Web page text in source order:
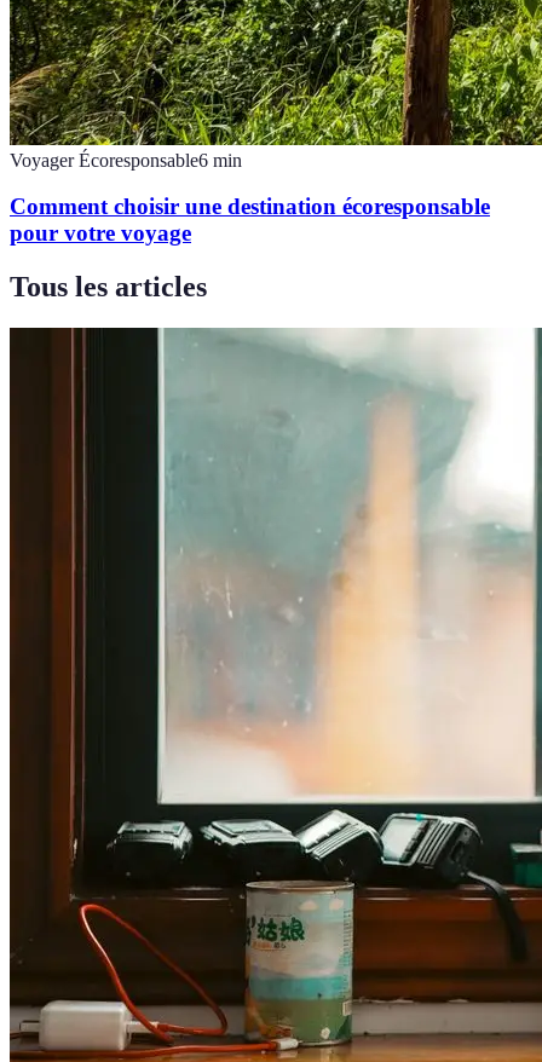
Voyager Écoresponsable6 min
Comment choisir une destination écoresponsable
pour votre voyage
Tous les articles